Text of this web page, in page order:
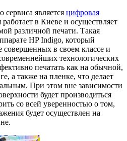
является цифровая
работает в Киеве и осуществляет
различной печати. Такая
HP Indigo, который
совершенных в своем классе и
технологических
печатать как на обычной,
а также на пленке, что делает
При этом вне зависимости
будет производиться
со всей уверенностью о том,
будет осуществлен на